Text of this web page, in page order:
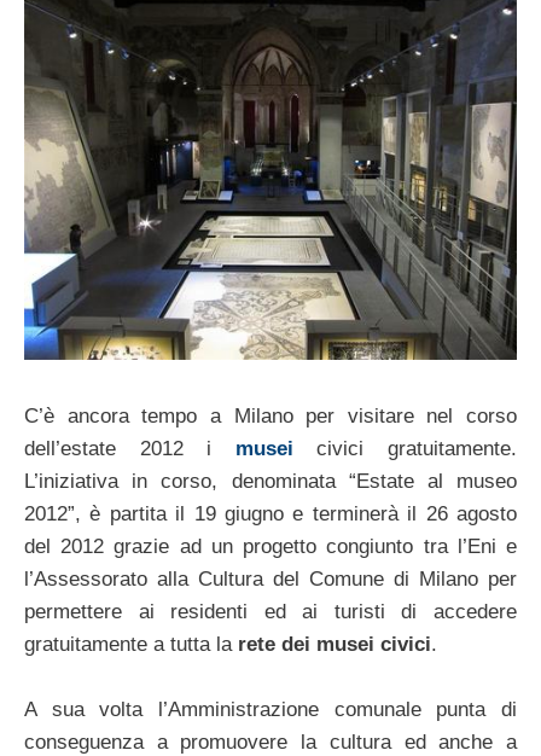
C’è ancora tempo a Milano per visitare nel corso
dell’estate 2012 i musei civici gratuitamente.
L’iniziativa in corso, denominata “Estate al museo
2012”, è partita il 19 giugno e terminerà il 26 agosto
del 2012 grazie ad un progetto congiunto tra l’Eni e
l’Assessorato alla Cultura del Comune di Milano per
permettere ai residenti ed ai turisti di accedere
gratuitamente a tutta la rete dei musei civici.
A sua volta l’Amministrazione comunale punta di
conseguenza a promuovere la cultura ed anche a